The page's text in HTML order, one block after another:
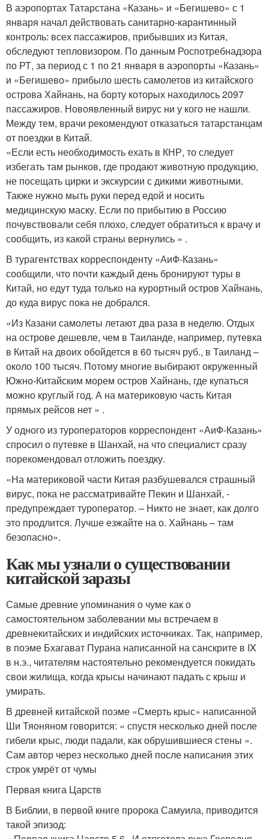
В аэропортах Татарстана «Казань» и «Бегишево» с 1
января начал действовать санитарно-карантинный
контроль: всех пассажиров, прибывших из Китая,
обследуют тепловизором. По данным Роспотребнадзора
по РТ, за период с 1 по 21 января в аэропорты «Казань»
и «Бегишево» прибыло шесть самолетов из китайского
острова Хайнань, на борту которых находилось 2097
пассажиров. Новоявленный вирус ни у кого не нашли.
Между тем, врачи рекомендуют отказаться татарстанцам
от поездки в Китай.
«Если есть необходимость ехать в КНР, то следует
избегать там рынков, где продают животную продукцию,
не посещать цирки и экскурсии с дикими животными.
Также нужно мыть руки перед едой и носить
медицинскую маску. Если по прибытию в Россию
почувствовали себя плохо, следует обратиться к врачу и
сообщить, из какой страны вернулись » .
В турагентствах корреспонденту «АиФ-Казань»
сообщили, что почти каждый день бронируют туры в
Китай, но едут туда только на курортный остров Хайнань,
до куда вирус пока не добрался.
«Из Казани самолеты летают два раза в неделю. Отдых
на острове дешевле, чем в Таиланде, например, путевка
в Китай на двоих обойдется в 60 тысяч руб., в Таиланд –
около 100 тысяч. Потому многие выбирают окруженный
Южно-Китайским морем остров Хайнань, где купаться
можно круглый год. А на материковую часть Китая
прямых рейсов нет » .
У одного из туроператоров корреспондент «АиФ-Казань»
спросил о путевке в Шанхай, на что специалист сразу
порекомендовал отложить поездку.
«На материковой части Китая разбушевался страшный
вирус, пока не рассматривайте Пекин и Шанхай, -
предупреждает туроператор. – Никто не знает, как долго
это продлится. Лучше езжайте на о. Хайнань – там
безопасно».
Как мы узнали о существовании
китайской заразы
Самые древние упоминания о чуме как о
самостоятельном заболевании мы встречаем в
древнекитайских и индийских источниках. Так, например,
в поэме Бхагават Пурана написанной на санскрите в IX
в н.э., читателям настоятельно рекомендуется покидать
свои жилища, когда крысы начинают падать с крыш и
умирать.
В древней китайской поэме «Смерть крыс» написанной
Ши Тяоняном говорится: « спустя несколько дней после
гибели крыс, люди падали, как обрушившиеся стены ».
Сам автор через несколько дней после написания этих
строк умрёт от чумы
Первая книга Царств
В Библии, в первой книге пророка Самуила, приводится
такой эпизод: